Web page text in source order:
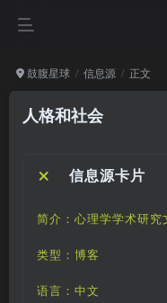
鼓腹星球 信息源 正文
人格和社会
信息源卡片
简介：心理学学术研究
类型：博客
语言：中文